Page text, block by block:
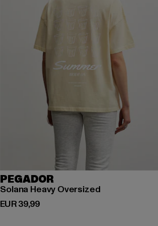
PEGADOR
Solana Heavy Oversized
EUR 39,99
Derzeitiger Preis: EUR 39,99